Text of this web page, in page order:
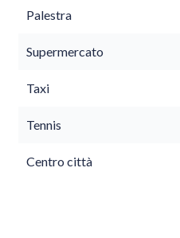
Palestra
Supermercato
Taxi
Tennis
Centro città